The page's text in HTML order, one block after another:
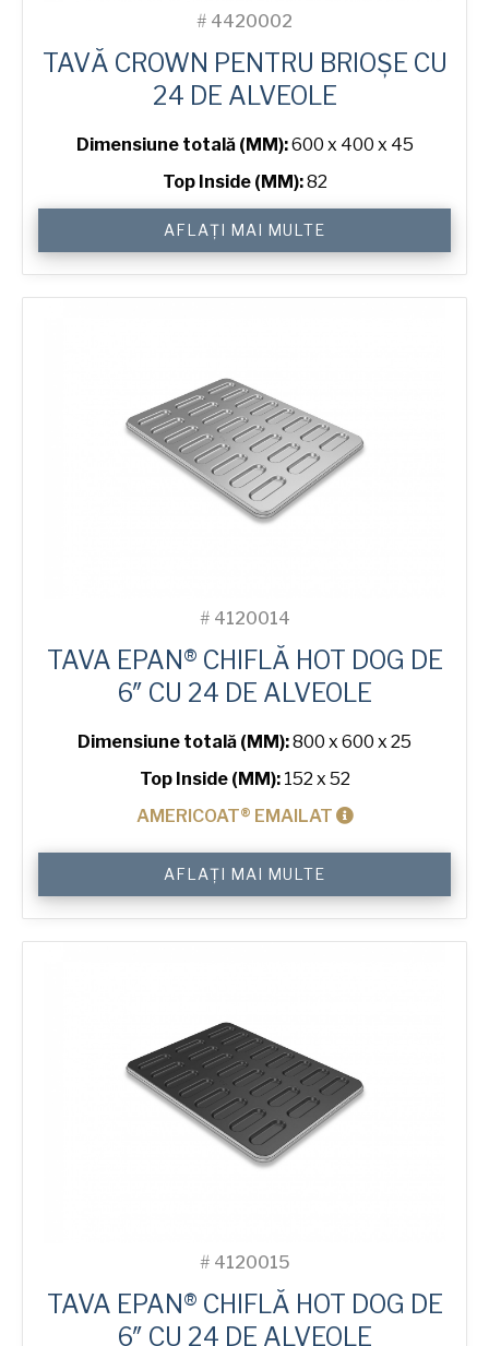
# 4420002
TAVĂ CROWN PENTRU BRIOȘE CU
24 DE ALVEOLE
Dimensiune totală (MM):600 x 400 x 45
Top Inside (MM):82
Muffin
Tray
with
AFLAȚI MAI MULTE
# 4120014
TAVA EPAN® CHIFLĂ HOT DOG DE
6″ CU 24 DE ALVEOLE
Dimensiune totală (MM):800 x 600 x 25
Top Inside (MM): 152 x 52
AMERICOAT® EMAILAT
Hot
Dog
ePAN®
AFLAȚI MAI MULTE
# 4120015
TAVA EPAN® CHIFLĂ HOT DOG DE
6″ CU 24 DE ALVEOLE